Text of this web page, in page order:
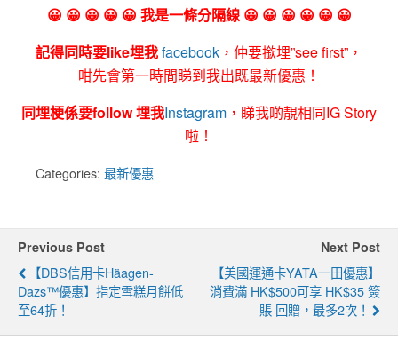
😀 😀 😀 😀 😀 我是一條分隔線 😀 😀 😀 😀 😀 😀
記得同時要like埋我facebook ，仲要撳埋”see first”，
咁先會第一時間睇到我出既最新優惠！
同埋梗係要follow 埋我Instagram ，睇我啲靚相同IG Story
啦！
Categories: 最新優惠
Previous Post
【DBS信用卡Häagen-
Dazs™優惠】指定雪糕月餅低
至64折！
Next Post
【美國運通卡YATA一田優惠】
消費滿 HK$500可享 HK$35 簽
賬 回贈，最多2次！